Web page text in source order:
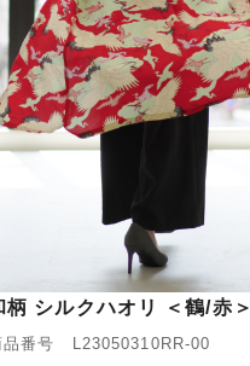
柄 シルクハオリ ＜鶴/赤＞
品番号 L23050310RR-00